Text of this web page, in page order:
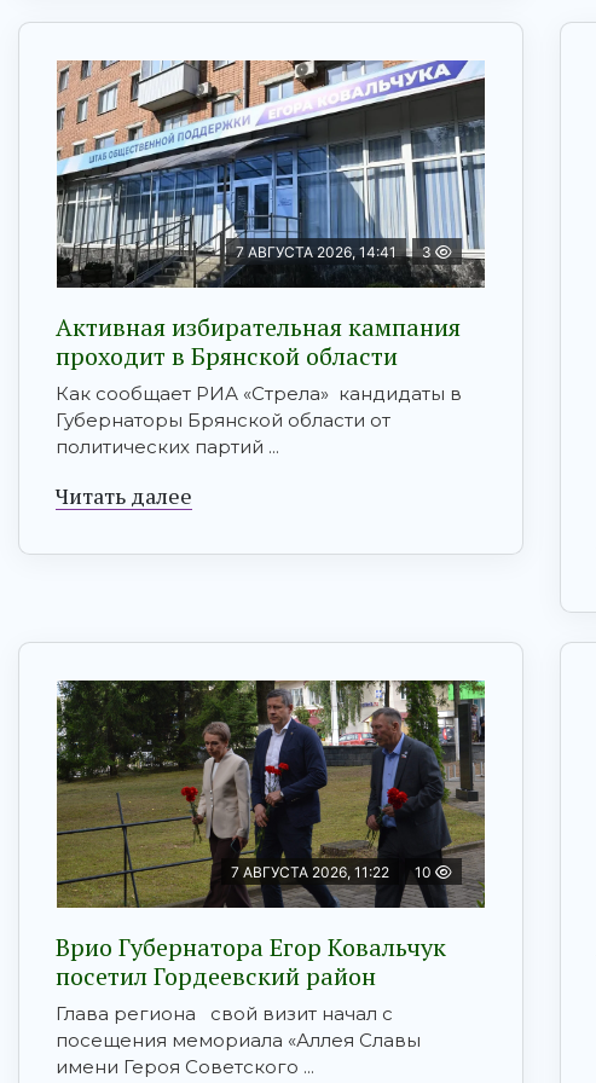
7 АВГУСТА 2026, 14:41 3
Активная избирательная кампания
проходит в Брянской области
Как сообщает РИА «Стрела» кандидаты в
Губернаторы Брянской области от
политических партий ...
Читать далее
7 АВГУСТА 2026, 11:22 10
Врио Губернатора Егор Ковальчук
посетил Гордеевский район
Глава региона свой визит начал с
посещения мемориала «Аллея Славы
имени Героя Советского ...